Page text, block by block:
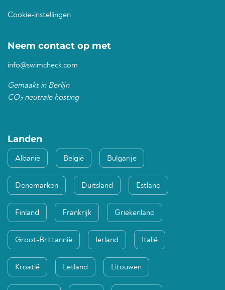
Cookie-instellingen
Neem contact op met
info@swimcheck.com
Gemaakt in Berlijn
CO2neutrale hosting
Landen
Albanië België Bulgarije
Denemarken Duitsland Estland
Finland Frankrijk Griekenland
Groot-Brittannië Ierland Italië
Kroatië Letland Litouwen